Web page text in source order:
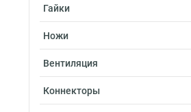
Гайки
Ножи
Вентиляция
Коннекторы